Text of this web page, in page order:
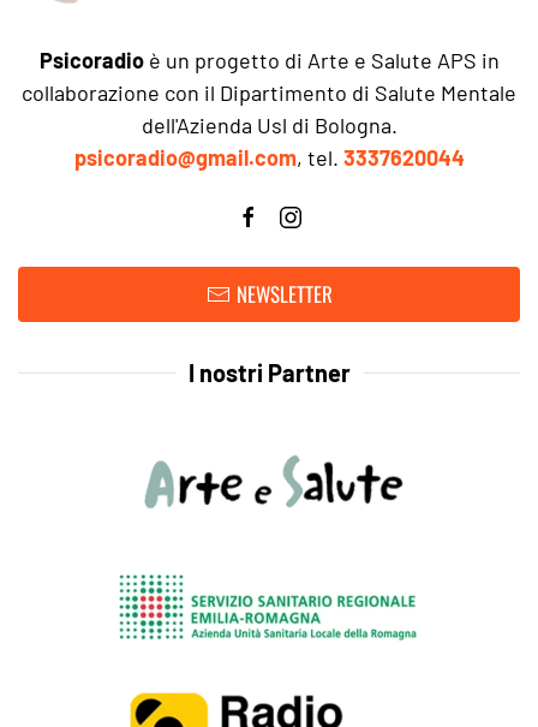
Psicoradioè un progetto di Arte e Salute APS in
collaborazione con il Dipartimento di Salute Mentale
dell'Azienda Usl di Bologna.
psicoradio@gmail.com, tel. 3337620044
NEWSLETTER
I nostri Partner